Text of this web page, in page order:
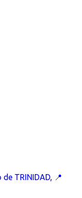
TRINIDAD, 📍